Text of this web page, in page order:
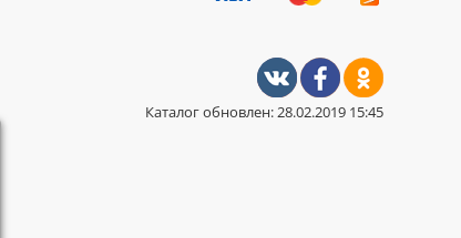
Каталог обновлен: 28.02.2019 15:45